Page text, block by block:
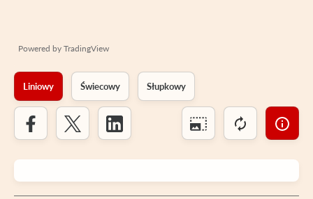
Powered by TradingView
Liniowy Świecowy Słupkowy